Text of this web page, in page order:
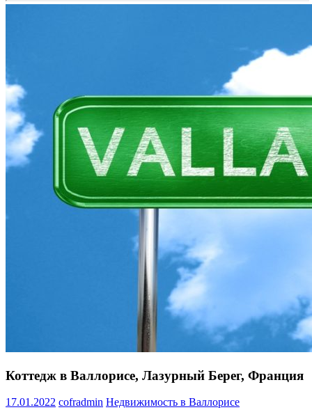
Коттедж в Валлорисе, Лазурный Берег, Франция
17.01.2022 cofradmin Недвижимость в Валлорисе